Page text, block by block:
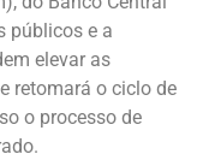
públicos e a
elevar as
retomará o ciclo de
o processo de